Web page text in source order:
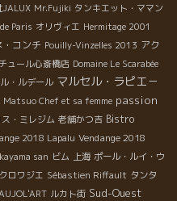
JALUX Mr.Fujiki タンキエット・ママン
Paris オリヴィエ Hermitage 2001
コンチ Pouilly-Vinzelles 2013 アク
ュール心斎橋店 Domaine Le Scarabée
・ルデール マルセル・ラピエ－
Matsuo Chef et sa femme passion
・ミレジム 老舗かつ吉 Bistro
2018 Lapalu Vendange 2018
san ビム 上海 ポール・ルイ・ウ
ロワジエ Sébastien Riffault タンタ
ルカト街 Sud-Ouest